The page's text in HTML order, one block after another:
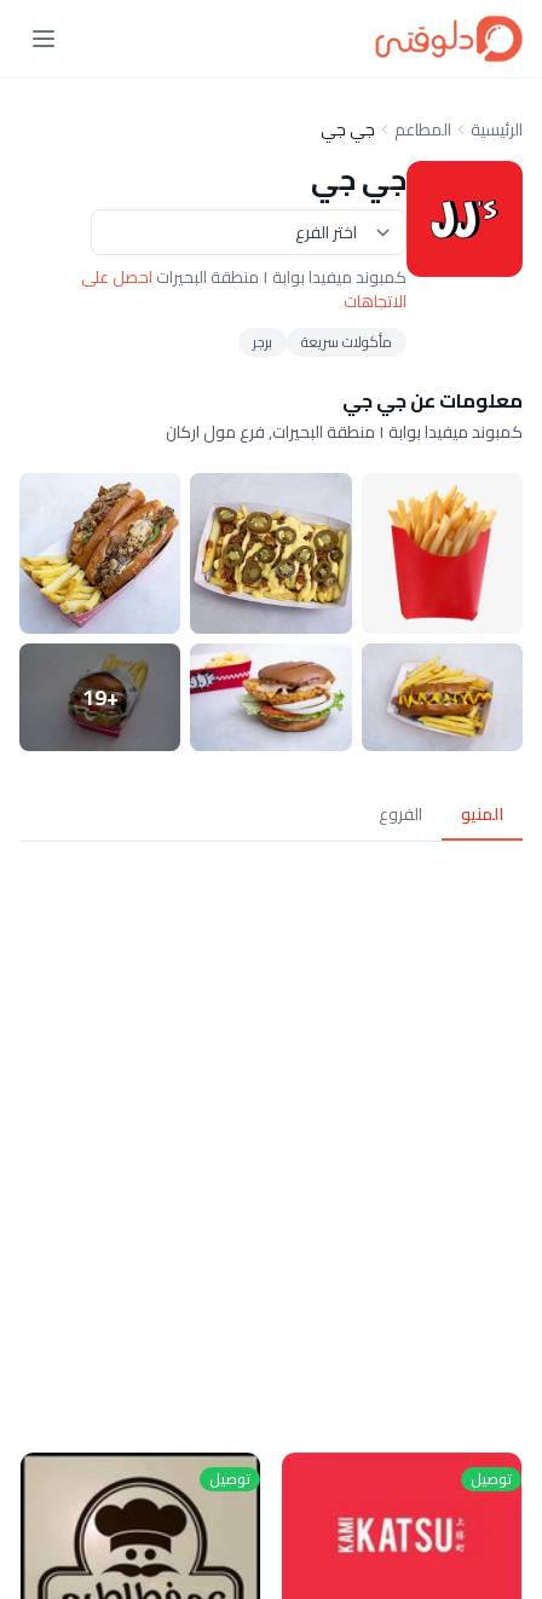
الرئيسية المطاعم جي جي
جي جي
كمبوند ميفيدا بوابة ١ منطقة البحيرات احصل على
الاتجاهات
مأكولات سريعة برجر
معلومات عن جي جي
كمبوند ميفيدا بوابة ١ منطقة البحيرات, فرع مول اركان
+19
المنيو الفروع
توصيل توصيل